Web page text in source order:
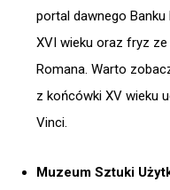
portal dawnego
XVI wieku oraz fryz
Romana. Warto
z końcówki XV wieku
Vinci.
Muzeum Sztuki